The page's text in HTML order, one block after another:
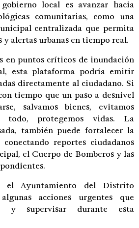
local es avanzar hacia
comunitarias, como una
centralizada que permita
y alertas urbanas en tiempo real.
en puntos críticos de inundación
esta plataforma podría emitir
directamente al ciudadano. Si
tiempo que un paso a desnivel
salvamos bienes, evitamos
todo, protegemos vidas. La
también puede fortalecer la
reportes ciudadanos
el Cuerpo de Bomberos y las
Ayuntamiento del Distrito
acciones urgentes que
y supervisar durante esta